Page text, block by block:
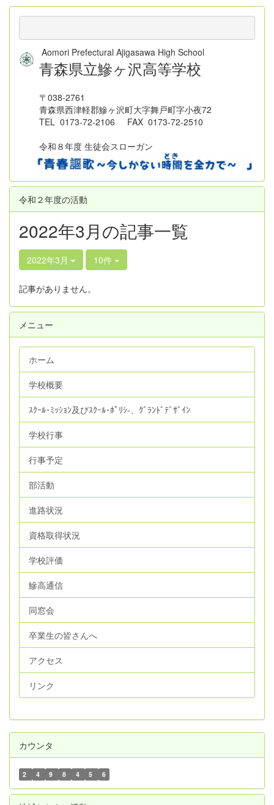
Aomori Prefectural Ajigasawa High School
青森県立鰺ヶ沢高等学校
〒038-2761
青森県西津軽郡鰺ヶ沢町大字舞戸町字小夜72
TEL 0173-72-2106 FAX 0173-72-2510
令和８年度 生徒会スローガン
令和２年度の活動
2022年3月の記事一覧
2022年3月 10件
記事がありません。
メニュー
ホーム
学校概要
ｽｸｰﾙ･ﾐｯｼｮﾝ及びｽｸｰﾙ･ﾎﾟﾘｼ‐、ｸﾞﾗﾝﾄﾞﾃﾞｻﾞｲﾝ
学校行事
行事予定
部活動
進路状況
資格取得状況
学校評価
鰺高通信
同窓会
卒業生の皆さんへ
アクセス
リンク
カウンタ
2 4 9 8 4 5 6